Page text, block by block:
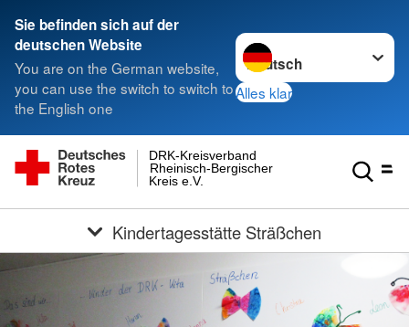
Sie befinden sich auf der
deutschen Website
You are on the German website,
you can use the switch to switch to
the English one
Sprache wechseln zu
Alles klar
Kreis e.V.
Rheinisch-Bergischer
DRK-Kreisverband
Kindertagesstätte Sträßchen